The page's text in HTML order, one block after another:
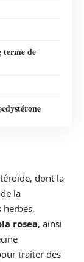
terme de
dont la
la
herbes,
rosea, ainsi
traiter des